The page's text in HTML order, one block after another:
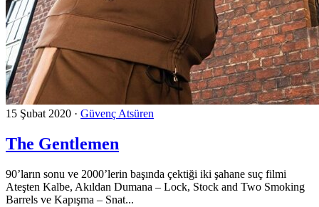
15 Şubat 2020 · Güvenç Atsüren
The Gentlemen
90’ların sonu ve 2000’lerin başında çektiği iki şahane suç filmi
Ateşten Kalbe, Akıldan Dumana – Lock, Stock and Two Smoking
Barrels ve Kapışma – Snat...